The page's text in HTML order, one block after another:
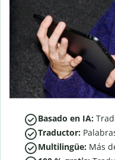
Basado en IA:
Traductor:
Multilingüe: Más